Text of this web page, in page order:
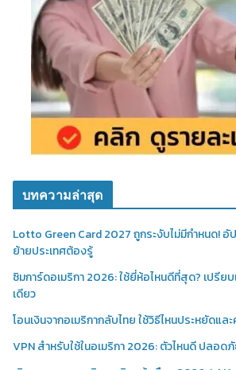
บทความล่าสุด
Lotto Green Card 2027 ถูกระงับไม่มีกำหนด! อั
ย้ายประเทศต้องรู้
ซิมการ์ดอเมริกา 2026: ใช้ยี่ห้อไหนดีที่สุด? เปรีย
เดียว
โอนเงินจากอเมริกากลับไทย ใช้วิธีไหนประหยัดแ
VPN สำหรับใช้ในอเมริกา 2026: ตัวไหนดี ปลอด